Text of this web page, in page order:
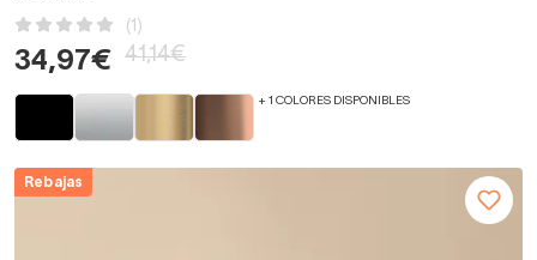
(1)
34,97€ 41,14€
+ 1 COLORES DISPONIBLES
Rebajas